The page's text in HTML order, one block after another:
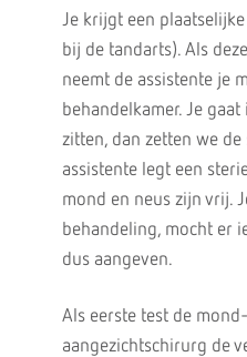
Je krijgt een
bij de tandarts). Als
neemt de assistente je
behandelkamer. Je
zitten, dan zetten we
assistente legt een
mond en neus zijn vrij.
behandeling, mocht er
dus aangeven.
Als eerste test de
aangezichtschirurg de